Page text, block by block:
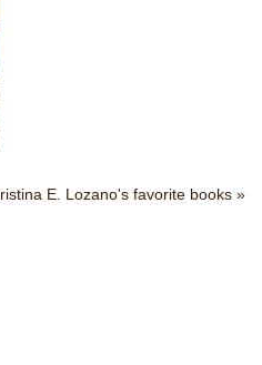
E. Lozano's favorite books »